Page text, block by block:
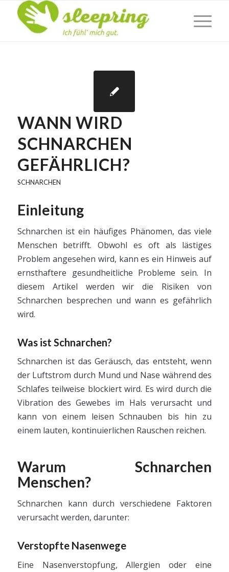
WANN WIRD
SCHNARCHEN
GEFÄHRLICH?
SCHNARCHEN
Einleitung
Schnarchen ist ein häufiges Phänomen, das viele
Menschen betrifft. Obwohl es oft als lästiges
Problem angesehen wird, kann es ein Hinweis auf
ernsthaftere gesundheitliche Probleme sein. In
diesem Artikel werden wir die Risiken von
Schnarchen besprechen und wann es gefährlich
wird.
Was ist Schnarchen?
Schnarchen ist das Geräusch, das entsteht, wenn
der Luftstrom durch Mund und Nase während des
Schlafes teilweise blockiert wird. Es wird durch die
Vibration des Gewebes im Hals verursacht und
kann von einem leisen Schnauben bis hin zu
einem lauten, kontinuierlichen Rauschen reichen.
Warum Schnarchen
Menschen?
Schnarchen kann durch verschiedene Faktoren
verursacht werden, darunter:
Verstopfte Nasenwege
Eine Nasenverstopfung, Allergien oder eine